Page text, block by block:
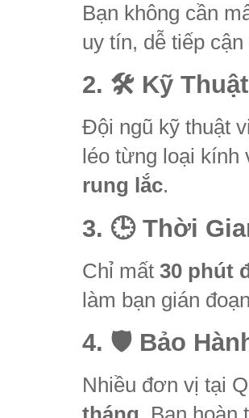
Bạn không cần
uy tín, dễ tiếp cận
2. 🛠️ Kỹ
Đội ngũ kỹ thuật
léo từng loại kính
rung lắc.
3. 🕒 Thời
Chỉ mất 30 phút
làm bạn gián
4. 🛡️ Bảo
Nhiều đơn vị tại